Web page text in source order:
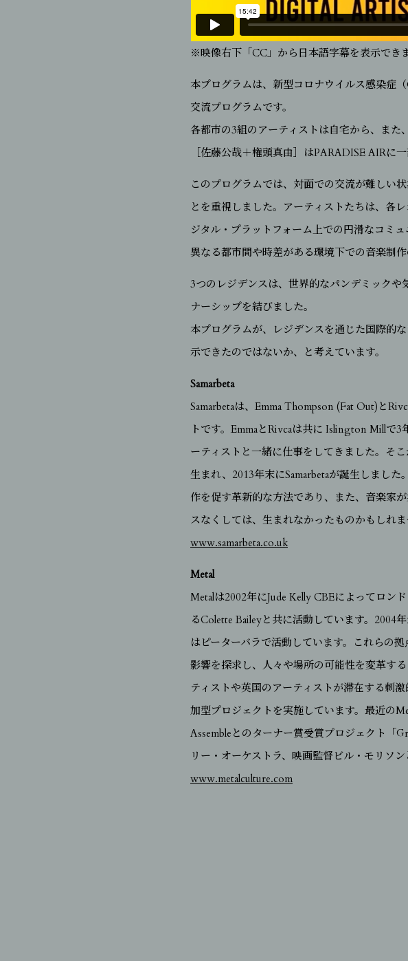
※映像右下「CC」から日本語字幕を表示できま
本プログラムは、新型コロナウイルス感染症
交流プログラムです。
各都市の3組のアーティストは自宅から、ま
［佐藤公哉＋権頭真由］はPARADISE AIRに
このプログラムでは、対面での交流が難しい
とを重視しました。アーティストたちは、各
ジタル・プラットフォーム上での円滑なコミ
異なる都市間や時差がある環境下での音楽制
3つのレジデンスは、世界的なパンデミック
ナーシップを結びました。
本プログラムが、レジデンスを通じた国際的
示できたのではないか、と考えています。
Samarbeta
Samarbetaは、Emma Thompson (Fat Out)と
トです。EmmaとRivcaは共に Islington Millで
ーティストと一緒に仕事をしてきました。そ
生まれ、2013年末にSamarbetaが誕生しまし
作を促す革新的な方法であり、また、音楽家
スなくしては、生まれなかったものかもしれま
www.samarbeta.co.uk
Metal
Metalは2002年にJude Kelly CBEによってロン
るColette Baileyと共に活動しています。2004
はピーターバラで活動しています。これらの
影響を探求し、人々や場所の可能性を変革す
ティストや英国のアーティストが滞在する刺
加型プロジェクトを実施しています。最近の
Assembleとのターナー賞受賞プロジェクト「
リー・オーケストラ、映画監督ビル・モリソ
www.metalculture.com